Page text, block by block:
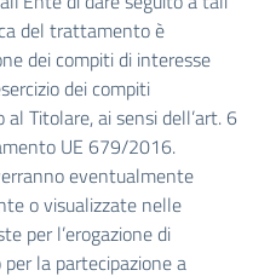
del trattamento è
dei compiti di interesse
dei compiti
Titolare, ai sensi dell’art. 6
UE 679/2016.
eventualmente
o visualizzate nelle
per l’erogazione di
la partecipazione a